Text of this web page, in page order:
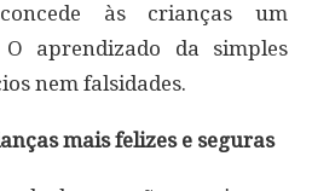
às crianças um
aprendizado da simples
nem falsidades.
mais felizes e seguras